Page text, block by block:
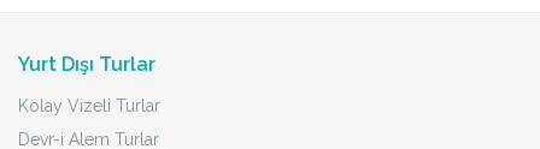
Yurt Dışı Turlar
Kolay Vizeli Turlar
Devr-i Alem Turlar